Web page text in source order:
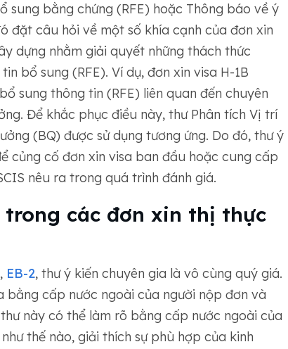
sung bằng chứng (RFE) hoặc Thông báo về ý
đặt câu hỏi về một số khía cạnh của đơn xin
dựng nhằm giải quyết những thách thức
bổ sung (RFE). Ví dụ, đơn xin visa H-1B
sung thông tin (RFE) liên quan đến chuyên
Để khắc phục điều này, thư Phân tích Vị trí
(BQ) được sử dụng tương ứng. Do đó, thư ý
củng cố đơn xin visa ban đầu hoặc cung cấp
nêu ra trong quá trình đánh giá.
các đơn xin thị thực
, EB-2, thư ý kiến ​​chuyên gia là vô cùng quý giá.
bằng cấp nước ngoài của người nộp đơn và
này có thể làm rõ bằng cấp nước ngoài của
thế nào, giải thích sự phù hợp của kinh